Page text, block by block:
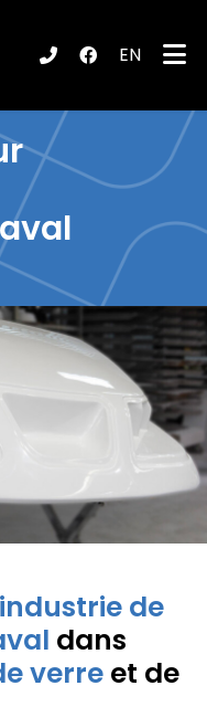
EN
de
dans
verre et de